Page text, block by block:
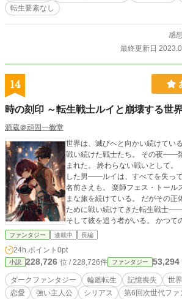
転生要素なし
感
最終更新日
14
時の刻印 ～転生戦士ルイと崩壊する世
源蔵＠頑固一徹堂
世界は、滅びへと向かい続けている。 紫の月の下、最後
戦い続けた戦士たち。 その夜――
まれた。 終わらない戦いとして。 ・ 目を覚ま
した男――ルイは、すべてを失って
名前さえも。 楽師フェス・トールスとして生きる彼は、気ま
まな旅を続けている。 だがその正体は、 世界を滅びから救う
ために戦い続けてきた転生戦士――
そして彼を追う者がいる。 かつ
巫女フィー（サラサ）。 彼女だけが知っている。 彼が何度も
ながらも、戦いの中で覚醒していくルイ。 だが彼
世界ではない。 「俺の目的はサラサだ。それ以外はどうでも
いい」 世界を救うか、ただ一人を選ぶか。 繰り返される滅び
の中で、選び続ける戦士の物語。
ファンタジー 連載中 長編
24h.ポイント 0pt
小説 228,726 位 / 228,726件 ファンタジー 53,294
ダークファンタジー 輪廻転生 記憶喪失 世
恋愛
強い主人公 シリアス 第6回次世代ファ